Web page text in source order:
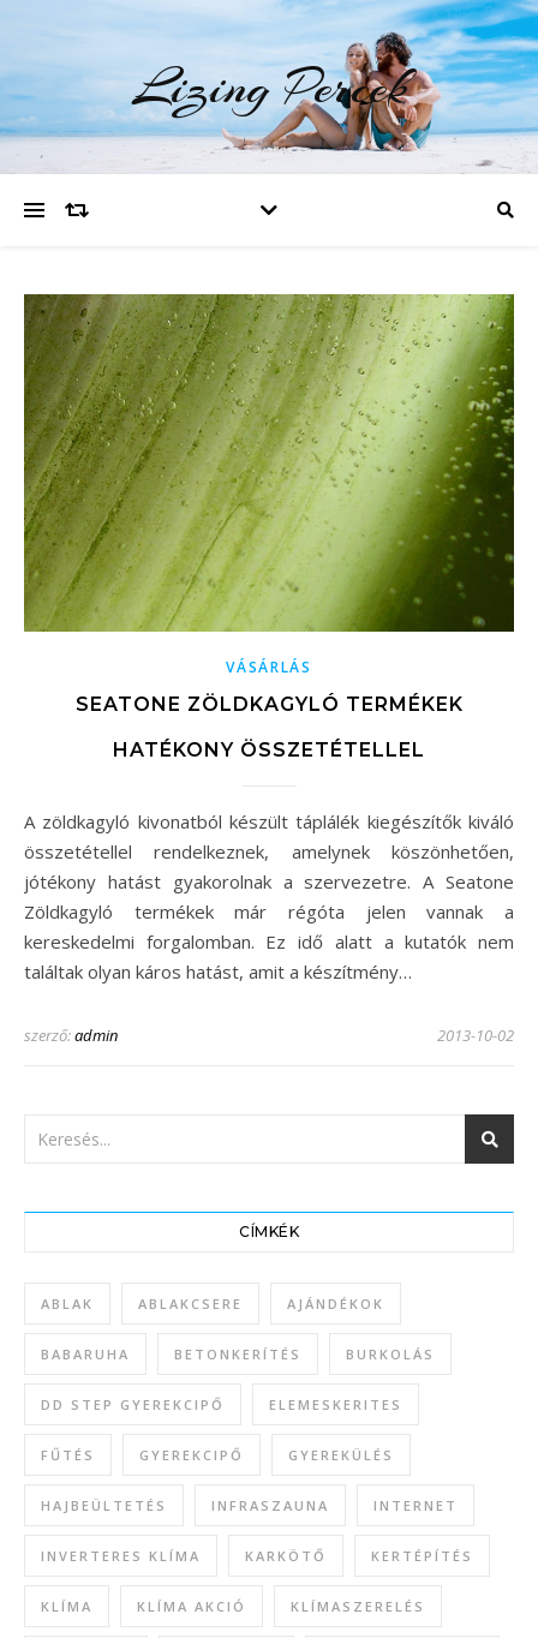
Lizing Percek
VÁSÁRLÁS
SEATONE ZÖLDKAGYLÓ TERMÉKEK
HATÉKONY ÖSSZETÉTELLEL
A zöldkagyló kivonatból készült táplálék kiegészítők kiváló
összetétellel rendelkeznek, amelynek köszönhetően,
jótékony hatást gyakorolnak a szervezetre. A Seatone
Zöldkagyló termékek már régóta jelen vannak a
kereskedelmi forgalomban. Ez idő alatt a kutatók nem
találtak olyan káros hatást, amit a készítmény…
szerző:admin 2013-10-02
CÍMKÉK
ABLAK ABLAKCSERE AJÁNDÉKOK
BABARUHA BETONKERÍTÉS BURKOLÁS
DD STEP GYEREKCIPŐ ELEMESKERITES
FŰTÉS GYEREKCIPŐ GYEREKÜLÉS
HAJBEÜLTETÉS INFRASZAUNA INTERNET
INVERTERES KLÍMA KARKÖTŐ KERTÉPÍTÉS
KLÍMA KLÍMA AKCIÓ KLÍMASZERELÉS